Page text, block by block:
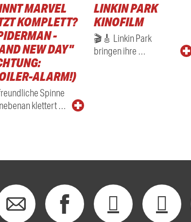
MARVEL
KOMPLETT?
-
NEW DAY"
ALARM!)
Spinne
klettert …
LINKIN PARK
KINOFILM
🎬🎸 Linkin Park
bringen ihre …